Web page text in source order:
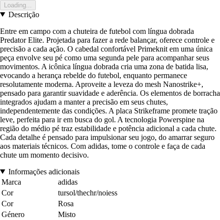
Loading...
Descrição
Entre em campo com a chuteira de futebol com língua dobrada
Predator Elite. Projetada para fazer a rede balançar, oferece controle e
precisão a cada ação. O cabedal confortável Primeknit em uma única
peça envolve seu pé como uma segunda pele para acompanhar seus
movimentos. A icônica língua dobrada cria uma zona de batida lisa,
evocando a herança rebelde do futebol, enquanto permanece
resolutamente moderna. Aproveite a leveza do mesh Nanostrike+,
pensado para garantir suavidade e aderência. Os elementos de borracha
integrados ajudam a manter a precisão em seus chutes,
independentemente das condições. A placa Strikeframe promete tração
leve, perfeita para ir em busca do gol. A tecnologia Powerspine na
região do médio pé traz estabilidade e potência adicional a cada chute.
Cada detalhe é pensado para impulsionar seu jogo, do amarrar seguro
aos materiais técnicos. Com adidas, tome o controle e faça de cada
chute um momento decisivo.
Informações adicionais
Marca
adidas
Cor
tursol/thechr/noiess
Cor
Rosa
Género
Misto